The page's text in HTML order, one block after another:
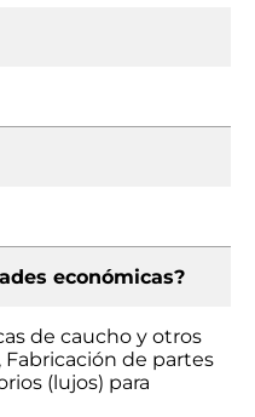
económicas?
de caucho y otros
de partes
(lujos) para